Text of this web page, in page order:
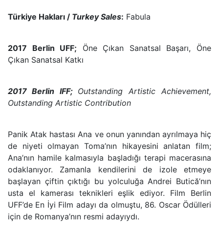
Türkiye Hakları / Turkey Sales: Fabula
2017 Berlin UFF; Öne Çıkan Sanatsal Başarı, Öne
Çıkan Sanatsal Katkı
2017 Berlin IFF; Outstanding Artistic Achievement,
Outstanding Artistic Contribution
Panik Atak hastası Ana ve onun yanından ayrılmaya hiç
de niyeti olmayan Toma’nın hikayesini anlatan film;
Ana’nın hamile kalmasıyla başladığı terapi macerasına
odaklanıyor. Zamanla kendilerini de izole etmeye
başlayan çiftin çıktığı bu yolculuğa Andrei Butică’nın
usta el kamerası teknikleri eşlik ediyor. Film Berlin
UFF’de En İyi Film adayı da olmuştu, 86. Oscar Ödülleri
için de Romanya’nın resmi adayıydı.